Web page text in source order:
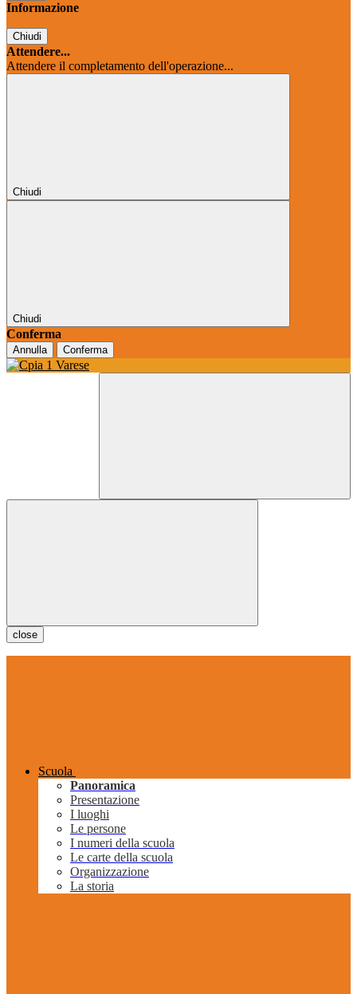
Informazione
Chiudi
Attendere...
Attendere il completamento dell'operazione...
Chiudi
Chiudi
Conferma
Annulla Conferma
close
Scuola
Panoramica
Presentazione
I luoghi
Le persone
I numeri della scuola
Le carte della scuola
Organizzazione
La storia